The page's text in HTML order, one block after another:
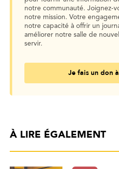
notre communauté. Joignez-
notre mission. Votre
notre capacité à offrir un
améliorer notre salle de
servir.
Je fais un don
À LIRE ÉGALEMENT